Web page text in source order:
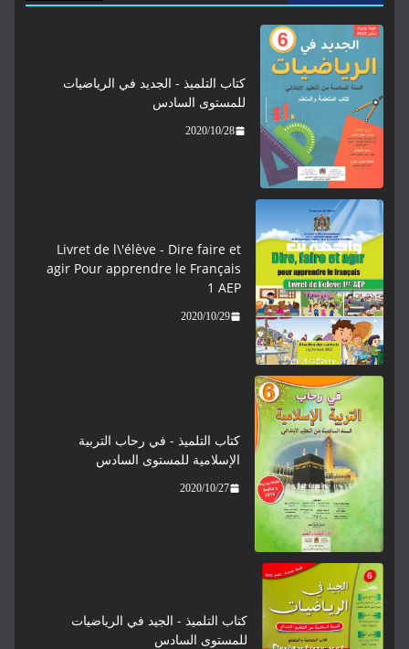
كتاب التلميذ - الجديد في الرياضيات
للمستوى السادس
2020/10/28
Livret de l\'élève - ​​​Dire faire et
agir Pour apprendre le Français
1 AEP
2020/10/29
كتاب التلميذ - في رحاب التربية
الإسلامية للمستوى السادس
2020/10/27
كتاب التلميذ - الجيد في الرياضيات
للمستوى السادس